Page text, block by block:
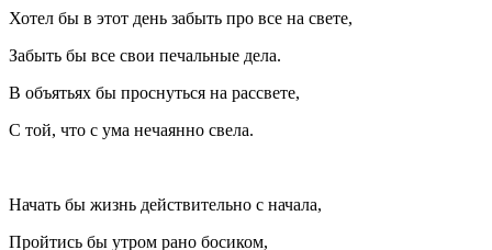
Хотел бы в этот день забыть про все на свете,
Забыть бы все свои печальные дела.
В объятьях бы проснуться на рассвете,
С той, что с ума нечаянно свела.
Начать бы жизнь действительно с начала,
Пройтись бы утром рано босиком,